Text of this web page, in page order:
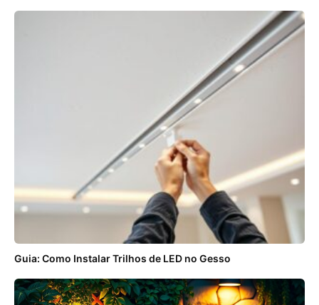
Guia: Como Instalar Trilhos de LED no Gesso